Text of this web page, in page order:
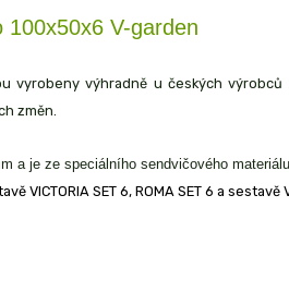
100x50x6 V-garden
vyrobeny výhradně u českých
změn.
a je ze speciálního sendvičového
VICTORIA SET 6, ROMA SET 6 a sestavě